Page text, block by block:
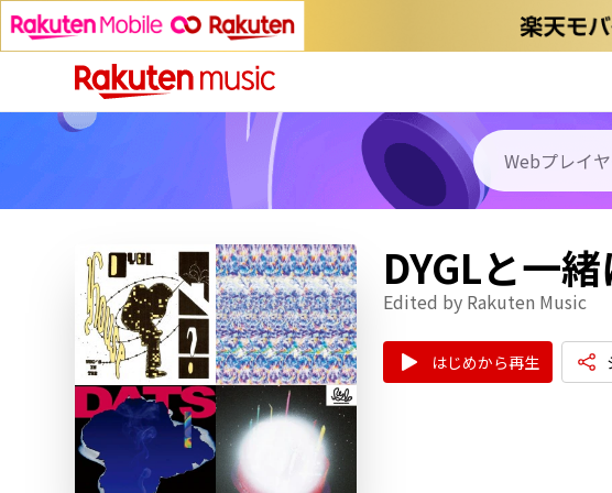
DYGLと一
Edited by Rakuten Music
はじめから再生